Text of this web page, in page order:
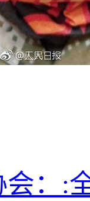
会：: